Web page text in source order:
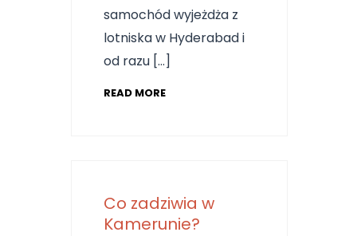
samochód wyjeżdża z
lotniska w Hyderabad i
od razu […]
READ MORE
Co zadziwia w
Kamerunie?